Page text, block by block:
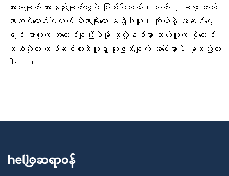
အားသာချက် အားနည်းချက်တွေပဲ ဖြစ်ပါတယ်။ သူတို့ ၂ ခုမှာ ဘယ်
ဟာကပိုကောင်းပါတယ် ဆိုတာမျိုးတော့ မရှိပါဘူး။ ကိုယ်နဲ့ အဆင်ပြေ
ရင် အားလုံးက အကောင်းချည်းပဲမို့ သူတို့နှစ်မှာ ဘယ်သူက ပိုကောင်း
တယ်ဆိုတာ တပ်ဆင်ထားတဲ့သူရဲ့ ဆုံးဖြတ်ချက် အပေါ်မှာပဲ မူတည်တာ
ပါ ။ ။